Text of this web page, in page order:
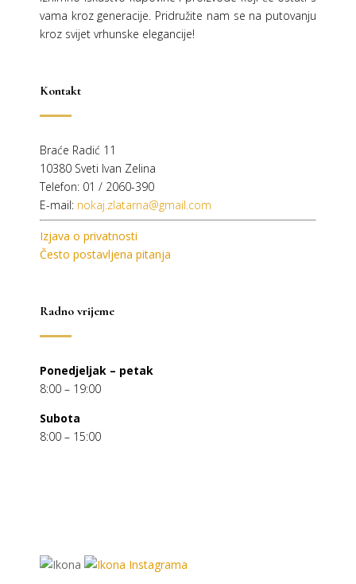
vama kroz generacije. Pridružite nam se na putovanju
kroz svijet vrhunske elegancije!
Kontakt
Braće Radić 11
10380 Sveti Ivan Zelina
Telefon: 01 / 2060-390
E-mail: nokaj.zlatarna@gmail.com
Izjava o privatnosti
Često postavljena pitanja
Radno vrijeme
Ponedjeljak – petak
8:00 – 19:00
Subota
8:00 – 15:00